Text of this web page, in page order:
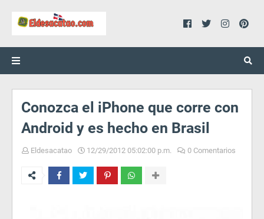
Conozca el iPhone que corre con
Android y es hecho en Brasil
Eldesacatao 12/29/2012 05:02:00 p.m. 0 Comentarios